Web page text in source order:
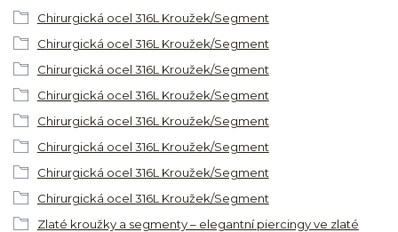
Chirurgická ocel 316L Kroužek/Segment
Chirurgická ocel 316L Kroužek/Segment
Chirurgická ocel 316L Kroužek/Segment
Chirurgická ocel 316L Kroužek/Segment
Chirurgická ocel 316L Kroužek/Segment
Chirurgická ocel 316L Kroužek/Segment
Chirurgická ocel 316L Kroužek/Segment
Chirurgická ocel 316L Kroužek/Segment
Zlaté kroužky a segmenty – elegantní piercingy ve zlaté